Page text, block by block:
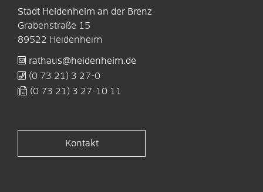
Stadt Heidenheim an der Brenz
Grabenstraße 15
89522 Heidenheim
rathaus@heidenheim.de
(0 73 21) 3 27-0
(0 73 21) 3 27-10 11
Kontakt